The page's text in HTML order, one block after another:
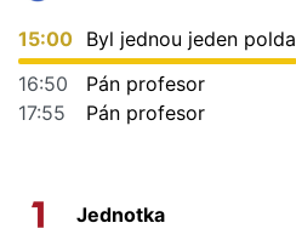
15:00 Byl jednou jeden polda
16:50
Pán profesor
17:55
Pán profesor
Jednotka